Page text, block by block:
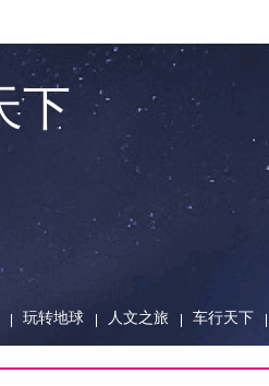
下
玩转地球 人文之旅 车行天下